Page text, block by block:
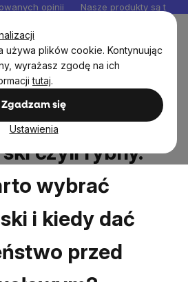
używa plików cookie. Kontynuując
wyrażasz zgodę na ich
tutaj.
Zgadzam się
Ustawienia
opinii Nasze produkty są
czyli rybny. Dlaczego warto wybrać
mu pierwszeństwo przed kolagenem
czyli rybny.
wybrać
i kiedy dać
przed